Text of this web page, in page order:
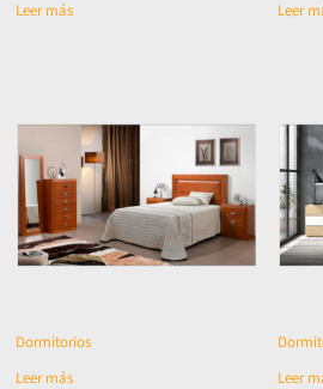
Leer más
Leer
Dormitorios
Leer más
Leer